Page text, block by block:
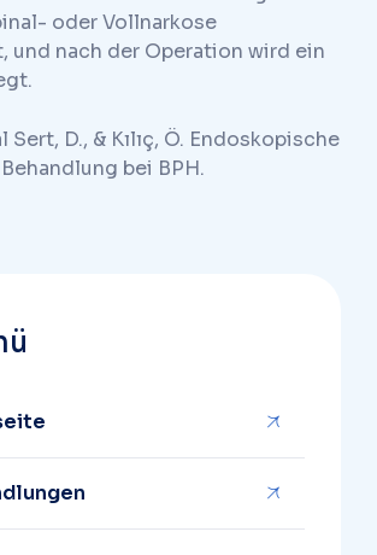
oder Vollnarkose
und nach der Operation wird ein
Sert, D., & Kılıç, Ö. Endoskopische
bei BPH.